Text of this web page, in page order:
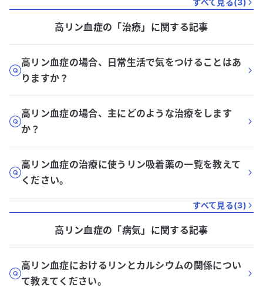
すべて見る(3)
高リン血症の「治療」に関する記事
高リン血症の場合、日常生活で気をつけることはあ
りますか？
高リン血症の場合、主にどのような治療をします
か？
高リン血症の治療に使うリン吸着薬の一覧を教えて
ください。
すべて見る(3)
高リン血症の「病気」に関する記事
高リン血症におけるリンとカルシウムの関係につい
て教えてください。